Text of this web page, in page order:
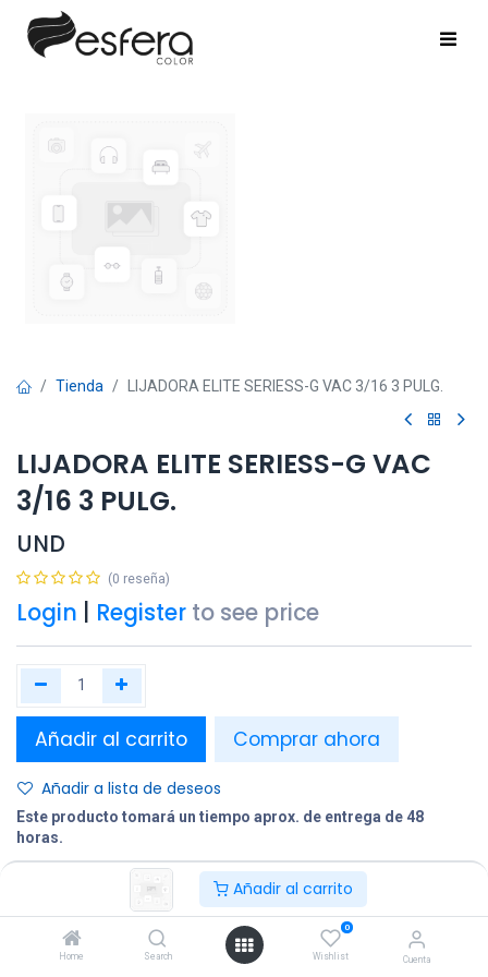
Añadir al carrito
Home Search
0
Wishlist Cuenta
Tienda LIJADORA ELITE SERIESS-G VAC 3/16 3 PULG.
LIJADORA ELITE SERIESS-G VAC
3/16 3 PULG.
UND
(0 reseña)
Login Register to see price
Añadir al carrito Comprar ahora
Añadir a lista de deseos
Este producto tomará un tiempo aprox. de entrega de 48
horas.
Terminos y condiciones: